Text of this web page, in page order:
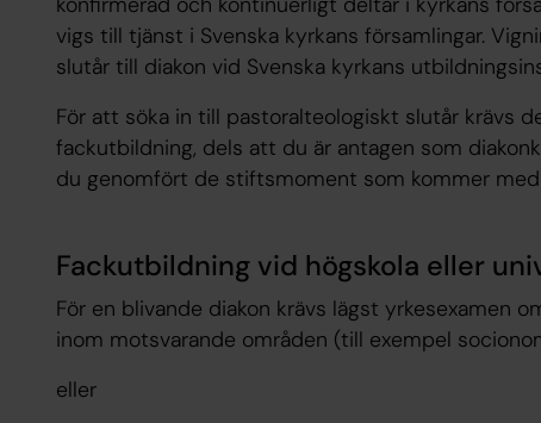
vigs till tjänst i Svenska kyrkans församlingar.
slutår till diakon vid Svenska kyrkans
För att söka in till pastoralteologiskt slutår krävs
fackutbildning, dels att du är antagen som
du genomfört de stiftsmoment som kommer med
Fackutbildning vid högskola eller
För en blivande diakon krävs lägst yrkesexamen
inom motsvarande områden (till exempel
eller